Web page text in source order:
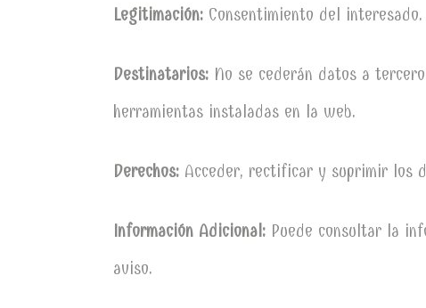
Legitimación: Consentimiento del interesado.
Destinatarios: No se cederán datos a
herramientas instaladas en la web.
Derechos: Acceder, rectificar y suprimir los
Información Adicional: Puede consultar la
aviso.